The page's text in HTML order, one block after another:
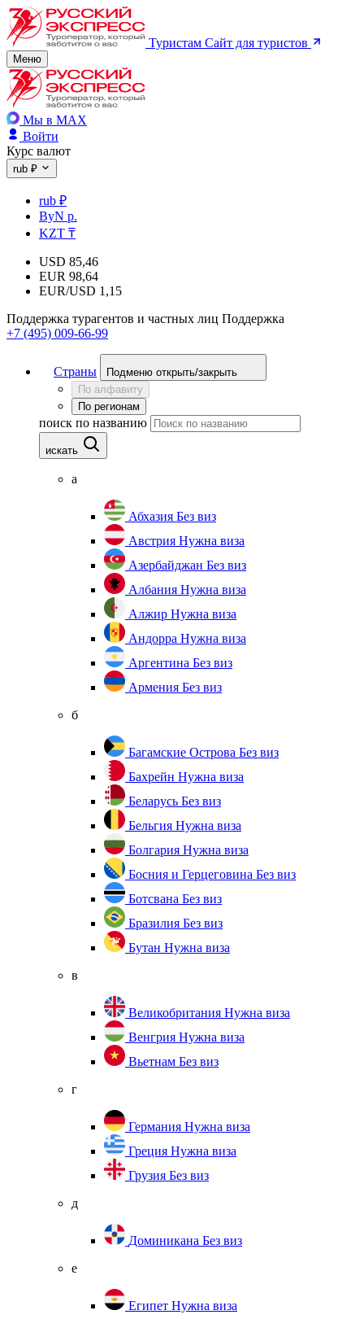
Туристам Сайт для туристов
Меню
Мы в MAX
Войти
Курс валют
rub ₽
rub ₽
ByN р.
KZT ₸
USD 85,46
EUR 98,64
EUR/USD 1,15
Поддержка турагентов и частных лиц Поддержка
+7 (495) 009-66-99
Страны
Подменю открыть/закрыть
По алфавиту
По регионам
поиск по названию
искать
а
Абхазия Без виз
Австрия Нужна виза
Азербайджан Без виз
Албания Нужна виза
Алжир Нужна виза
Андорра Нужна виза
Аргентина Без виз
Армения Без виз
б
Багамские Острова Без виз
Бахрейн Нужна виза
Беларусь Без виз
Бельгия Нужна виза
Болгария Нужна виза
Босния и Герцеговина Без виз
Ботсвана Без виз
Бразилия Без виз
Бутан Нужна виза
в
Великобритания Нужна виза
Венгрия Нужна виза
Вьетнам Без виз
г
Германия Нужна виза
Греция Нужна виза
Грузия Без виз
д
Доминикана Без виз
е
Египет Нужна виза